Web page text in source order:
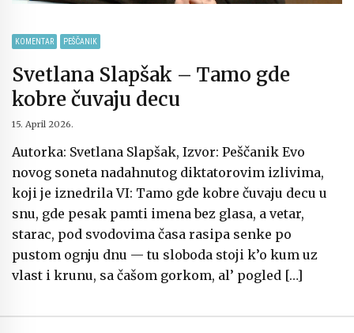
KOMENTAR PEŠČANIK
Svetlana Slapšak – Tamo gde
kobre čuvaju decu
15. April 2026.
Autorka: Svetlana Slapšak, Izvor: Peščanik Evo
novog soneta nadahnutog diktatorovim izlivima,
koji je iznedrila VI: Tamo gde kobre čuvaju decu u
snu, gde pesak pamti imena bez glasa, a vetar,
starac, pod svodovima časa rasipa senke po
pustom ognju dnu — tu sloboda stoji k’o kum uz
vlast i krunu, sa čašom gorkom, al’ pogled […]